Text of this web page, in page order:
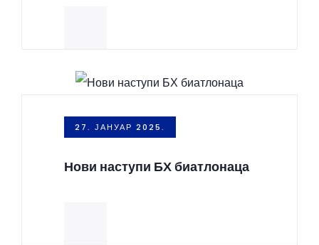
27. ЈАНУАР 2025.
Нови наступи БХ биатлонаца